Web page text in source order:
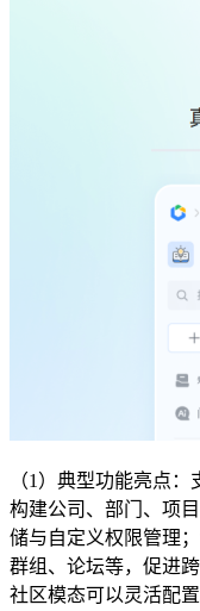
（1）典型功能亮点
构建公司、部门、项
储与自定义权限管理
群组、论坛等，促进
社区模态可以灵活配置